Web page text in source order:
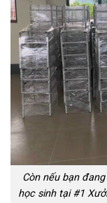
Còn nếu bạn
học sinh tại #1